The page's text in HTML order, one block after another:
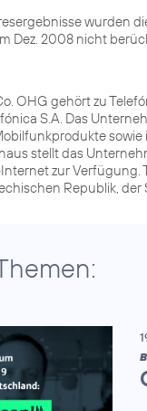
wurden
Dez. 2008 nicht
OHG gehört zu
S.A. Das
stellt das
zur
Republik,